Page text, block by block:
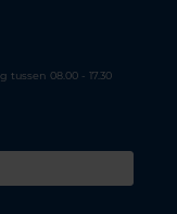
08.00 - 17.30